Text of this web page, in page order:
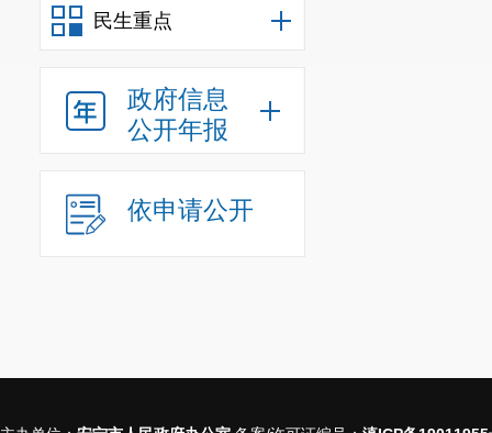
民生重点
政府信息
公开年报
依申请公开